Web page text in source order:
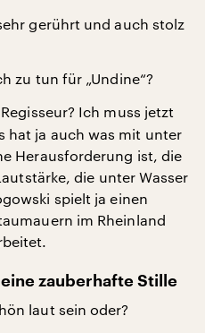
gerührt und auch stolz
zu tun für „Undine“?
Ich muss jetzt
hat ja auch was mit unter
Herausforderung ist, die
die unter Wasser
spielt ja einen
im Rheinland
zauberhafte Stille
laut sein oder?